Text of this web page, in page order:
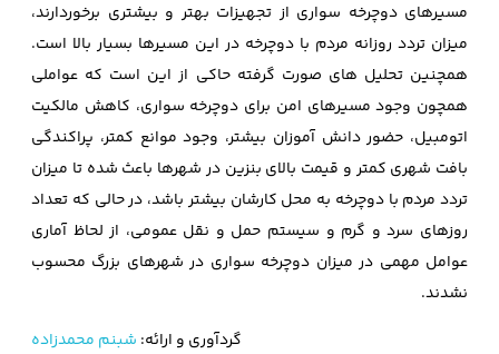
مسیرهای دوچرخه سواری از تجهیزات بهتر و بیشتری برخوردارند،
میزان تردد روزانه مردم با دوچرخه در این مسیرها بسیار بالا است.
همچنین تحلیل های صورت گرفته حاکی از این است که عواملی
همچون وجود مسیرهای امن برای دوچرخه سواری، کاهش مالکیت
اتومبیل، حضور دانش آموزان بیشتر، وجود موانع کمتر، پراکندگی
بافت شهری کمتر و قیمت بالای بنزین در شهرها باعث شده تا میزان
تردد مردم با دوچرخه به محل کارشان بیشتر باشد، در حالی که تعداد
روزهای سرد و گرم و سیستم حمل و نقل عمومی، از لحاظ آماری
عوامل مهمی در میزان دوچرخه سواری در شهرهای بزرگ محسوب
نشدند.
گردآوری و ارائه: شبنم محمدزاده